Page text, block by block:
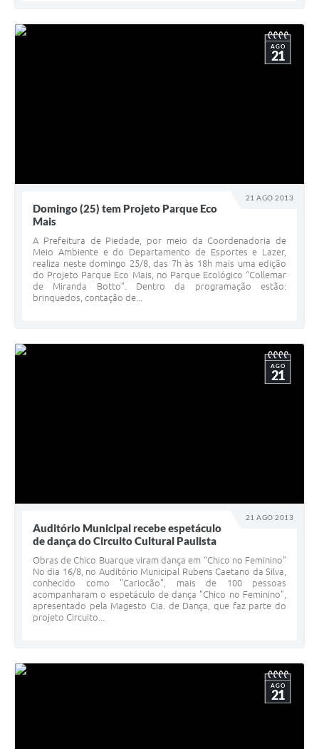
21 AGO 2013
AGO
21
Domingo (25) tem Projeto Parque Eco
Mais
A Prefeitura de Piedade, por meio da Coordenadoria de
Meio Ambiente e do Departamento de Esportes e Lazer,
realiza neste domingo 25/8, das 7h às 18h mais uma edição
do Projeto Parque Eco Mais, no Parque Ecológico “Collemar
de Miranda Botto”. Dentro da programação estão:
brinquedos, contação de...
21 AGO 2013
AGO
21
Auditório Municipal recebe espetáculo
de dança do Circuito Cultural Paulista
Obras de Chico Buarque viram dança em “Chico no Feminino”
No dia 16/8, no Auditório Municipal Rubens Caetano da Silva,
conhecido como "Cariocão", mais de 100 pessoas
acompanharam o espetáculo de dança "Chico no Feminino",
apresentado pela Magesto Cia. de Dança, que faz parte do
projeto Circuito...
AGO
21